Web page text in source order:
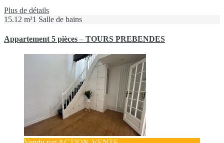
Plus de détails
15.12 m²1 Salle de bains
Appartement 5 pièces – TOURS PREBENDES